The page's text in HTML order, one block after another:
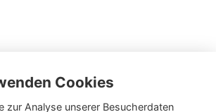
Cookies
zur Analyse unserer Besucherdaten